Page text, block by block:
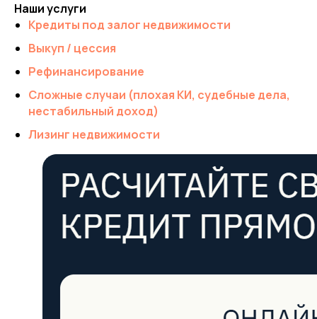
Наши услуги
Кредиты под залог недвижимости
Выкуп / цессия
Рефинансирование
Сложные случаи (плохая КИ, судебные дела,
нестабильный доход)
Лизинг недвижимости